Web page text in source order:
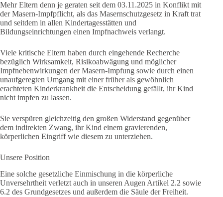
Mehr Eltern denn je geraten seit dem 03.11.2025 in Konflikt mit
der Masern-Impfpflicht, als das Masernschutzgesetz in Kraft trat
und seitdem in allen Kindertagesstätten und
Bildungseinrichtungen einen Impfnachweis verlangt.
Viele kritische Eltern haben durch eingehende Recherche
bezüglich Wirksamkeit, Risikoabwägung und möglicher
Impfnebenwirkungen der Masern-Impfung sowie durch einen
unaufgeregten Umgang mit einer früher als gewöhnlich
erachteten Kinderkrankheit die Entscheidung gefällt, ihr Kind
nicht impfen zu lassen.
Sie verspüren gleichzeitig den großen Widerstand gegenüber
dem indirekten Zwang, ihr Kind einem gravierenden,
körperlichen Eingriff wie diesem zu unterziehen.
Unsere Position
Eine solche gesetzliche Einmischung in die körperliche
Unversehrtheit verletzt auch in unseren Augen Artikel 2.2 sowie
6.2 des Grundgesetzes und außerdem die Säule der Freiheit.